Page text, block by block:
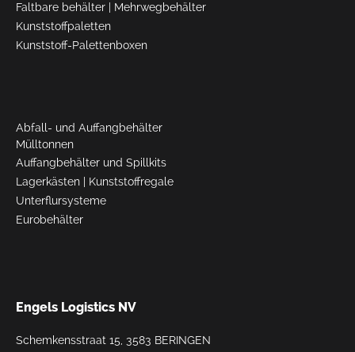
Faltbare behälter
Mehrwegbehälter
Kunststoffpaletten
Kunststoff-Palettenboxen
Abfall- und Auffangbehälter
Mülltonnen
Auffangbehälter und Spillkits
Lagerkästen
Kunststoffregale
Unterflursysteme
Eurobehälter
Engels Logistics NV
Schemkensstraat 15, 3583 BERINGEN